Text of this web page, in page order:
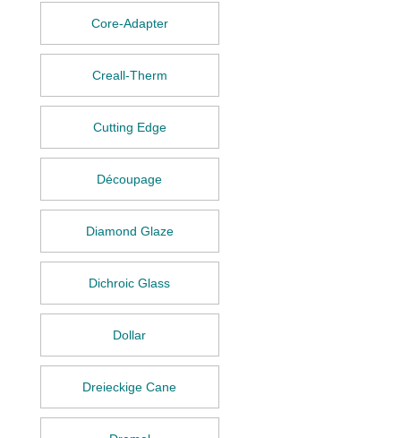
Core-Adapter
Creall-Therm
Cutting Edge
Découpage
Diamond Glaze
Dichroic Glass
Dollar
Dreieckige Cane